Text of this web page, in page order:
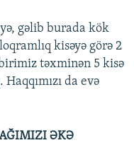
gəlib burada kök
kisəyə görə 2
təxminən 5 kisə
da evə
ƏKƏ